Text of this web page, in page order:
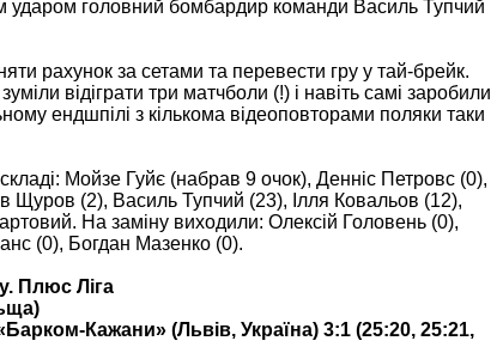
ударом головний бомбардир команди Василь Тупчий
рахунок за сетами та перевести гру у тай-брейк.
відіграти три матчболи (!) і навіть самі заробили
ендшпілі з кількома відеоповторами поляки таки
Мойзе Гуйє (набрав 9 очок), Денніс Петровс (0),
Щуров (2), Василь Тупчий (23), Ілля Ковальов (12),
На заміну виходили: Олексій Головень (0),
(0), Богдан Мазенко (0).
Плюс Ліга
Кажани» (Львів, Україна) 3:1 (25:20, 25:21,